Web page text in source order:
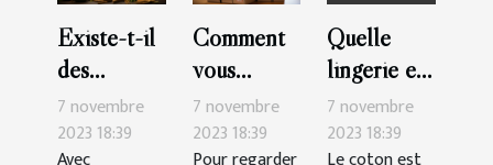
Existe-t-il
des
possibilités
de vendre
7 novembre
2023 18:39
Comment
vous
abonner à
Netflix ?
7 novembre
2023 18:39
Quelle
lingerie en
coton
choisir ?
7 novembre
2023 18:39